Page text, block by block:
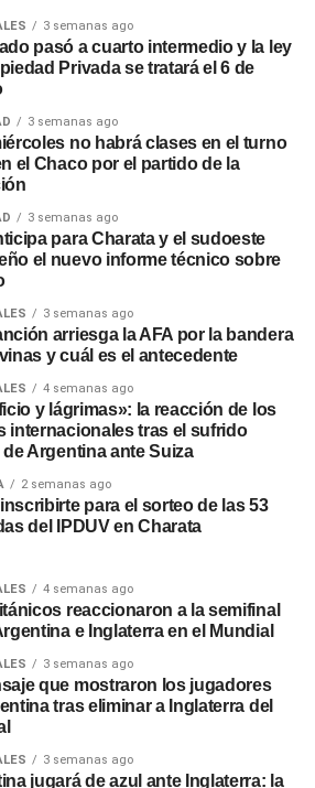
3 semanas ago
pasó a cuarto intermedio y la ley
Privada se tratará el 6 de
3 semanas ago
no habrá clases en el turno
el Chaco por el partido de la
3 semanas ago
para Charata y el sudoeste
el nuevo informe técnico sobre
3 semanas ago
arriesga la AFA por la bandera
y cuál es el antecedente
4 semanas ago
y lágrimas»: la reacción de los
internacionales tras el sufrido
Argentina ante Suiza
2 semanas ago
para el sorteo de las 53
del IPDUV en Charata
4 semanas ago
reaccionaron a la semifinal
e Inglaterra en el Mundial
3 semanas ago
que mostraron los jugadores
tras eliminar a Inglaterra del
3 semanas ago
jugará de azul ante Inglaterra: la